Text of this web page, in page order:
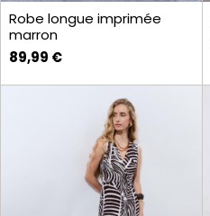
Robe longue imprimée
marron
89,99 €